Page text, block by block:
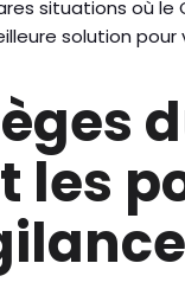
situations où le
solution pour
les